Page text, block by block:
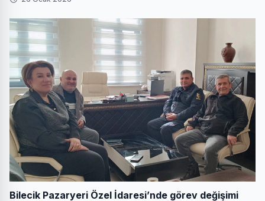
Bilecik Pazaryeri Özel İdaresi’nde görev değişimi